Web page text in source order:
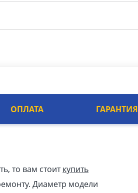
ОПЛАТА ГАРАНТИЯ
то вам стоиткупить
Диаметр модели